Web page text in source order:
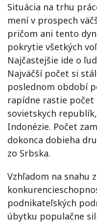
Situácia na trhu
mení v prospech
pričom ani tento
pokrytie všetkých
Najčastejšie ide o
Najväčší počet si
poslednom období
rapídne rastie počet
sovietskych
Indonézie. Počet
dokonca dobieha
zo Srbska.
Vzhľadom na snahu
podnikateľských
úbytku populačne